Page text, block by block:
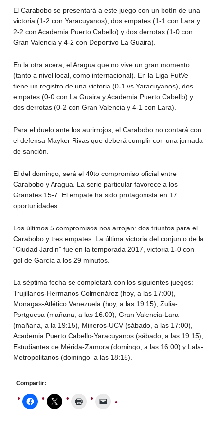
El Carabobo se presentará a este juego con un botín de una
victoria (1-2 con Yaracuyanos), dos empates (1-1 con Lara y
2-2 con Academia Puerto Cabello) y dos derrotas (1-0 con
Gran Valencia y 4-2 con Deportivo La Guaira).
En la otra acera, el Aragua que no vive un gran momento
(tanto a nivel local, como internacional). En la Liga FutVe
tiene un registro de una victoria (0-1 vs Yaracuyanos), dos
empates (0-0 con La Guaira y Academia Puerto Cabello) y
dos derrotas (0-2 con Gran Valencia y 4-1 con Lara).
Para el duelo ante los aurirrojos, el Carabobo no contará con
el defensa Mayker Rivas que deberá cumplir con una jornada
de sanción.
El del domingo, será el 40to compromiso oficial entre
Carabobo y Aragua. La serie particular favorece a los
Granates 15-7. El empate ha sido protagonista en 17
oportunidades.
Los últimos 5 compromisos nos arrojan: dos triunfos para el
Carabobo y tres empates. La última victoria del conjunto de la
“Ciudad Jardín” fue en la temporada 2017, victoria 1-0 con
gol de García a los 29 minutos.
La séptima fecha se completará con los siguientes juegos:
Trujillanos-Hermanos Colmenárez (hoy, a las 17:00),
Monagas-Atlético Venezuela (hoy, a las 19:15), Zulia-
Portguesa (mañana, a las 16:00), Gran Valencia-Lara
(mañana, a la 19:15), Mineros-UCV (sábado, a las 17:00),
Academia Puerto Cabello-Yaracuyanos (sábado, a las 19:15),
Estudiantes de Mérida-Zamora (domingo, a las 16:00) y Lala-
Metropolitanos (domingo, a las 18:15).
Compartir: